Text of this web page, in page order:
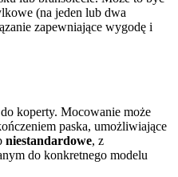
(na jeden lub dwa
zapewniające wygodę i
koperty. Mocowanie może
paska, umożliwiające
niestandardowe, z
do konkretnego modelu